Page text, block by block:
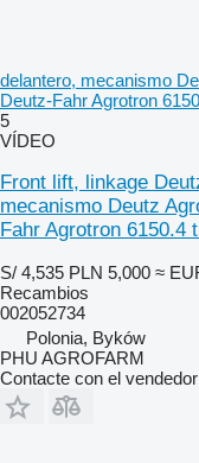
delantero, mecanismo
Deutz-Fahr Agrotron
5
VÍDEO
Front lift, linkage
mecanismo Deutz
Fahr Agrotron 6150.4
S/ 4,535 PLN 5,000 ≈
Recambios
002052734
Polonia, Byków
PHU AGROFARM
Contacte con el vendedor